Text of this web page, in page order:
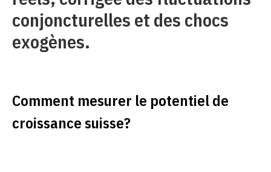
conjoncturelles et des chocs
exogènes.
Comment mesurer le potentiel de
croissance suisse?